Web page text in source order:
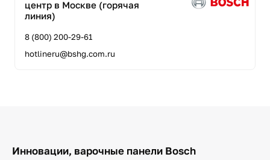
центр в Москве (горячая
линия)
8 (800) 200-29-61
hotlineru@bshg.com.ru
Инновации, варочные панели Bosch